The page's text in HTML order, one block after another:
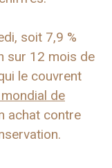
soit 7,9 %
sur 12 mois de
le couvrent
de
achat contre